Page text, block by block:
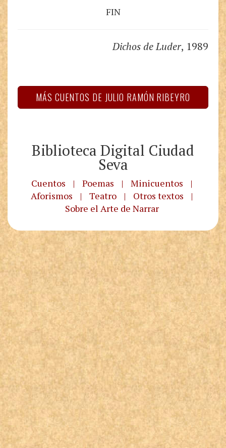
FIN
Dichos de Luder, 1989
MÁS CUENTOS DE JULIO RAMÓN RIBEYRO
Biblioteca Digital Ciudad
Seva
Cuentos | Poemas | Minicuentos
|
Aforismos
| Teatro | Otros textos
|
Sobre el Arte de Narrar